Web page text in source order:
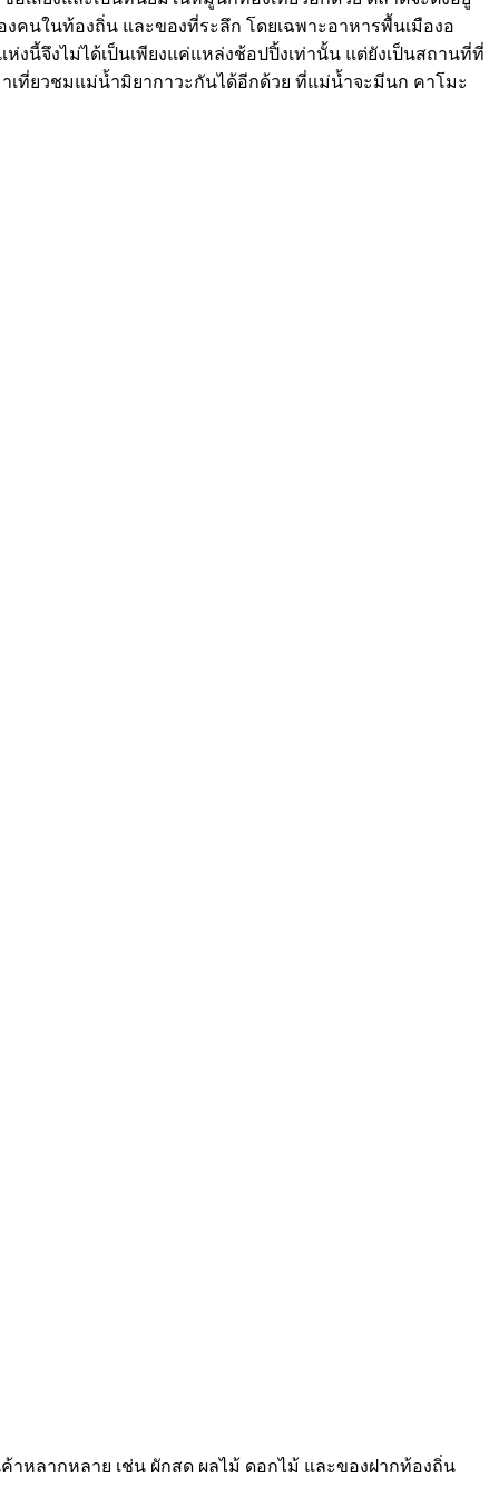
คนในท้องถิ่น และของที่ระลึก โดยเฉพาะอาหารพื้นเมืองอ
นี้จึงไม่ได้เป็นเพียงแค่แหล่งช้อปปิ้งเท่านั้น แต่ยังเป็นสถานที่ที่
เที่ยวชมแม่น้ำมิยากาวะกันได้อีกด้วย ที่แม่น้ำจะมีนก คาโมะ
หลากหลาย เช่น ผักสด ผลไม้ ดอกไม้ และของฝากท้องถิ่น